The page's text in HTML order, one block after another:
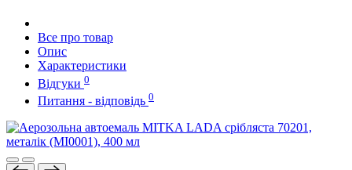
Все про товар
Опис
Характеристики
Відгуки 0
Питання - відповідь 0